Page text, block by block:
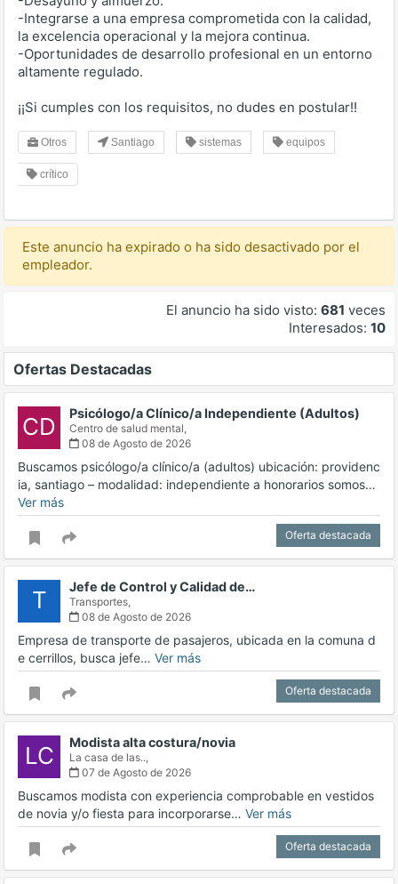
-Integrarse a una empresa comprometida con la calidad,
la excelencia operacional y la mejora continua.
-Oportunidades de desarrollo profesional en un entorno
altamente regulado.
¡¡Si cumples con los requisitos, no dudes en postular!!
Otros Santiago sistemas equipos
crítico
Este anuncio ha expirado o ha sido desactivado por el
empleador.
El anuncio ha sido visto: 681 veces
Interesados: 10
Ofertas Destacadas
CD Psicólogo/a Clínico/a Independiente (Adultos)
Centro de salud mental,
08 de Agosto de 2026
Buscamos psicólogo/a clínico/a (adultos) ubicación: providenc
ia, santiago – modalidad: independiente a honorarios somos…
Ver más
Oferta destacada
T Jefe de Control y Calidad de…
Transportes,
08 de Agosto de 2026
Empresa de transporte de pasajeros, ubicada en la comuna d
e cerrillos, busca jefe… Ver más
Oferta destacada
LC Modista alta costura/novia
La casa de las..,
07 de Agosto de 2026
Buscamos modista con experiencia comprobable en vestidos
de novia y/o fiesta para incorporarse… Ver más
Oferta destacada